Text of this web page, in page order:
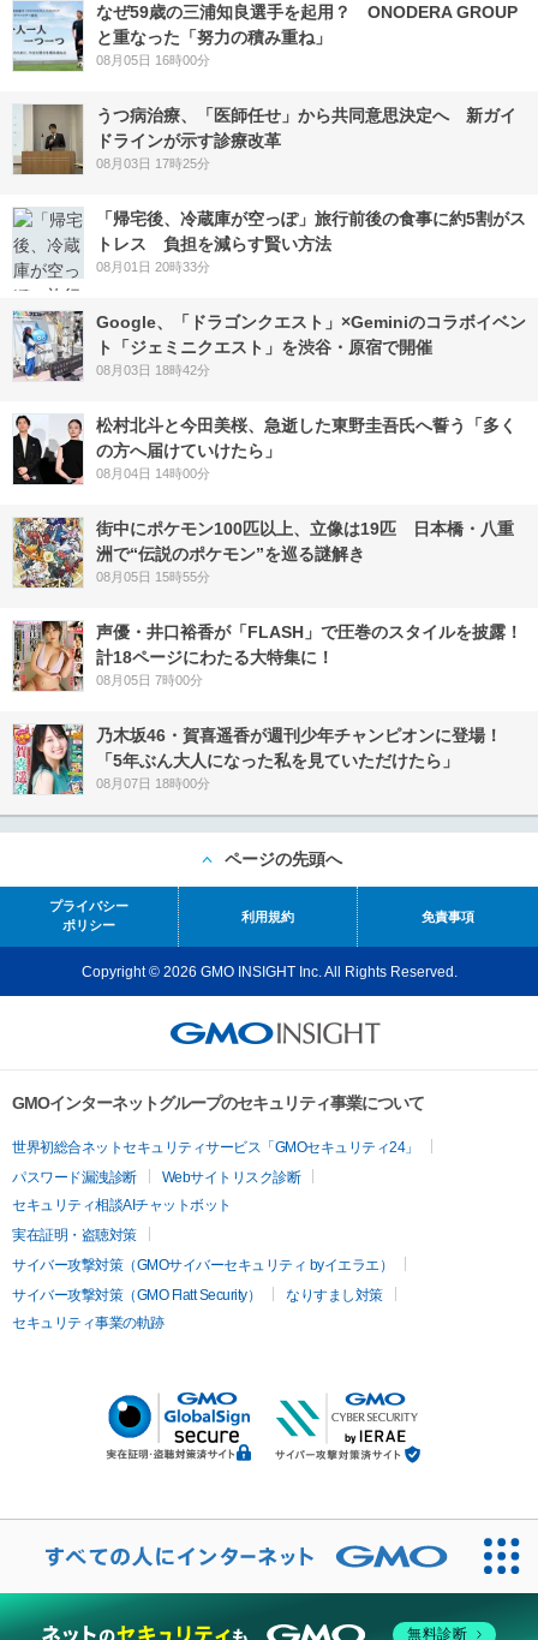
なぜ59歳の三浦知良選手を起用？ ONODERA GROUP
と重なった「努力の積み重ね」
08月05日 16時00分
うつ病治療、「医師任せ」から共同意思決定へ 新ガイ
ドラインが示す診療改革
08月03日 17時25分
「帰宅後、冷蔵庫が空っぽ」旅行前後の食事に約5割がス
トレス 負担を減らす賢い方法
08月01日 20時33分
Google、「ドラゴンクエスト」×Geminiのコラボイベン
ト「ジェミニクエスト」を渋谷・原宿で開催
08月03日 18時42分
松村北斗と今田美桜、急逝した東野圭吾氏へ誓う「多く
の方へ届けていけたら」
08月04日 14時00分
街中にポケモン100匹以上、立像は19匹 日本橋・八重
洲で“伝説のポケモン”を巡る謎解き
08月05日 15時55分
声優・井口裕香が「FLASH」で圧巻のスタイルを披露！
計18ページにわたる大特集に！
08月05日 7時00分
乃木坂46・賀喜遥香が週刊少年チャンピオンに登場！
「5年ぶん大人になった私を見ていただけたら」
08月07日 18時00分
ページの先頭へ
プライバシー
ポリシー
利用規約 免責事項
Copyright © 2026 GMO INSIGHT Inc. All Rights Reserved.
GMOインターネットグループのセキュリティ事業について
世界初総合ネットセキュリティサービス「GMOセキュリティ24」
パスワード漏洩診断
Webサイトリスク診断
セキュリティ相談AIチャットボット
実在証明・盗聴対策
サイバー攻撃対策（GMOサイバーセキュリティ byイエラエ）
サイバー攻撃対策（GMO Flatt Security）
なりすまし対策
セキュリティ事業の軌跡
無料診断